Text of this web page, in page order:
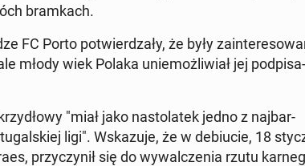
bram­kach.
FC Porto po­twier­dza­ły, że były
młody wiek Polaka unie­moż­li­wiał jej pod­pi­sa­
"miał jako na­sto­la­tek jedno z naj­bar­
ligi". Wska­zu­je, że w de­biu­cie, 18
przy­czy­nił się do wy­wal­cze­nia rzutu